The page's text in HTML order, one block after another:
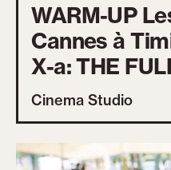
WARM-UP
Cannes à
X-a: THE
WORKSHOP
Cinema Studio